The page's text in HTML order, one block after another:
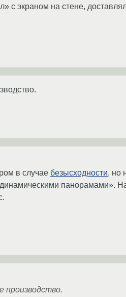
с экраном на стене,
в случае безысходности, но
панорамами».
производство.